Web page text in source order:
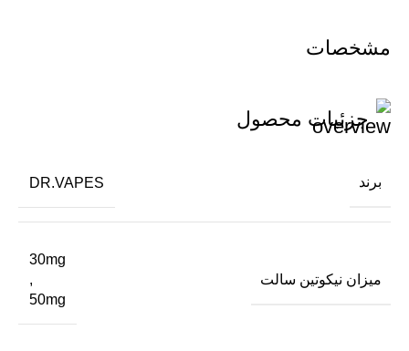
مشخصات
جزئیات محصول
برند DR.VAPES
میزان نیکوتین سالت
30mg
,
50mg